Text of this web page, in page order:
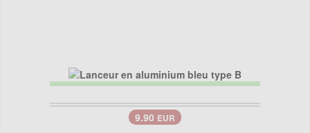
9.90 EUR